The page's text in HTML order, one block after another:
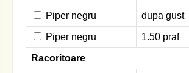
Piper negru dupa gust
Piper negru 1.50 praf
Racoritoare